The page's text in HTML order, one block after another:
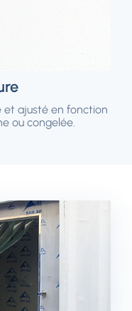
ajusté en fonction
ou congelée.